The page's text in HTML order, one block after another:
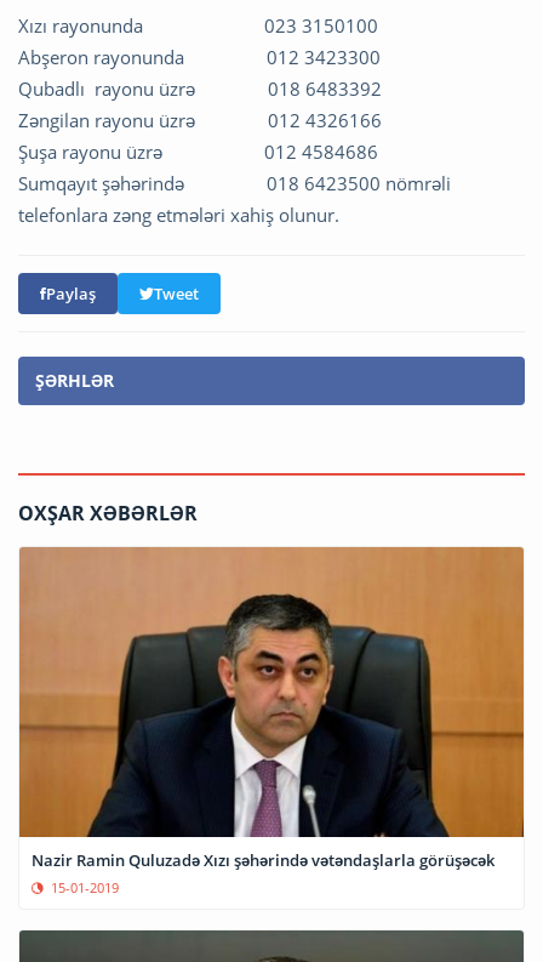
Xızı rayonunda 023 3150100
Abşeron rayonunda 012 3423300
Qubadlı rayonu üzrə 018 6483392
Zəngilan rayonu üzrə 012 4326166
Şuşa rayonu üzrə 012 4584686
Sumqayıt şəhərində 018 6423500 nömrəli
telefonlara zəng etmələri xahiş olunur.
Paylaş Tweet
ŞƏRHLƏR
OXŞAR XƏBƏRLƏR
Nazir Ramin Quluzadə Xızı şəhərində vətəndaşlarla görüşəcək
15-01-2019